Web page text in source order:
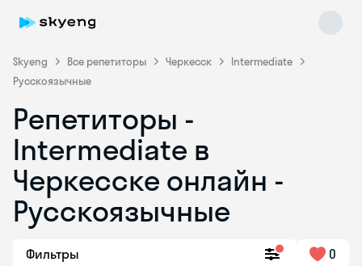
Skyeng Все репетиторы Черкесск
Intermediate
Русскоязычные
Репетиторы -
Intermediate в
Черкесске онлайн -
Русскоязычные
Фильтры 0
Skyeng Chat